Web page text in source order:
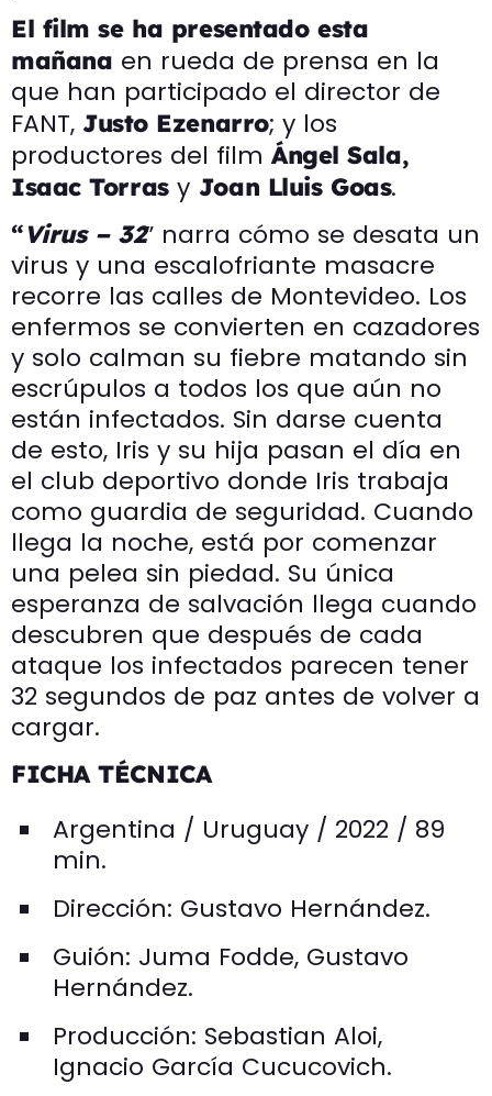
El film se ha presentado esta
mañana en rueda de prensa en la
que han participado el director de
FANT, Justo Ezenarro; y los
productores del film Ángel Sala,
Isaac Torrasy Joan Lluis Goas.
“Virus – 32” narra cómo se desata un
virus y una escalofriante masacre
recorre las calles de Montevideo. Los
enfermos se convierten en cazadores
y solo calman su fiebre matando sin
escrúpulos a todos los que aún no
están infectados. Sin darse cuenta
de esto, Iris y su hija pasan el día en
el club deportivo donde Iris trabaja
como guardia de seguridad. Cuando
llega la noche, está por comenzar
una pelea sin piedad. Su única
esperanza de salvación llega cuando
descubren que después de cada
ataque los infectados parecen tener
32 segundos de paz antes de volver a
cargar.
FICHA TÉCNICA
Argentina / Uruguay / 2022 / 89
min.
Dirección: Gustavo Hernández.
Guión: Juma Fodde, Gustavo
Hernández.
Producción: Sebastian Aloi,
Ignacio García Cucucovich.